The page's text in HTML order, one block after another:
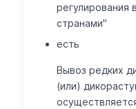
регулирования
странами"
есть
Вывоз редких
(или)